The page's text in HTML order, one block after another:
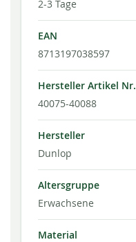
2-3 Tage
EAN
8713197038597
Hersteller Artikel Nr.
40075-40088
Hersteller
Dunlop
Altersgruppe
Erwachsene
Material